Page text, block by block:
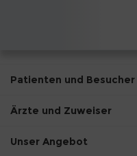
Patienten und Besucher
Ärzte und Zuweiser
Unser Angebot